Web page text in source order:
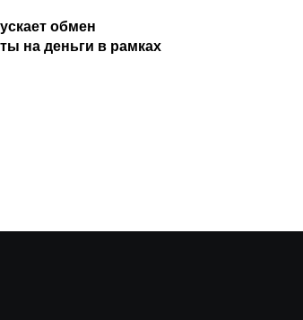
обмен
на деньги в рамках